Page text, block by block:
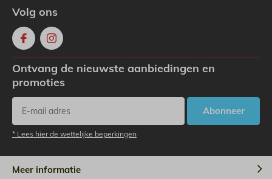
Volg ons
Ontvang de nieuwste aanbiedingen en
promoties
Abonneer
* Lees hier de wettelijke beperkingen
Meer informatie